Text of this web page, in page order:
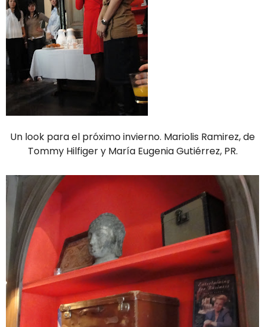
Un look para el próximo invierno. Mariolis Ramirez, de
Tommy Hilfiger y María Eugenia Gutiérrez, PR.